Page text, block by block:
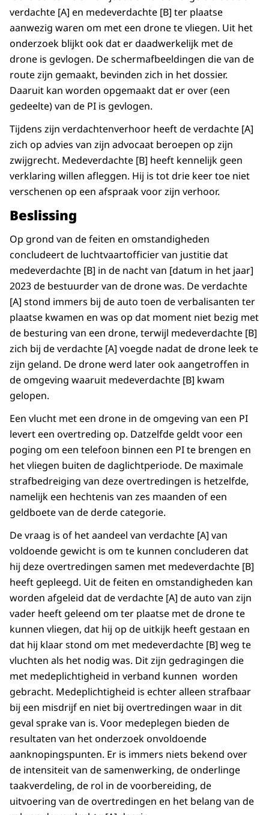
verdachte [A] en medeverdachte [B] ter plaatse
aanwezig waren om met een drone te vliegen. Uit het
onderzoek blijkt ook dat er daadwerkelijk met de
drone is gevlogen. De schermafbeeldingen die van de
route zijn gemaakt, bevinden zich in het dossier.
Daaruit kan worden opgemaakt dat er over (een
gedeelte) van de PI is gevlogen.
Tijdens zijn verdachtenverhoor heeft de verdachte [A]
zich op advies van zijn advocaat beroepen op zijn
zwijgrecht. Medeverdachte [B] heeft kennelijk geen
verklaring willen afleggen. Hij is tot drie keer toe niet
verschenen op een afspraak voor zijn verhoor.
Beslissing
Op grond van de feiten en omstandigheden
concludeert de luchtvaartofficier van justitie dat
medeverdachte [B] in de nacht van [datum in het jaar]
2023 de bestuurder van de drone was. De verdachte
[A] stond immers bij de auto toen de verbalisanten ter
plaatse kwamen en was op dat moment niet bezig met
de besturing van een drone, terwijl medeverdachte [B]
zich bij de verdachte [A] voegde nadat de drone leek te
zijn geland. De drone werd later ook aangetroffen in
de omgeving waaruit medeverdachte [B] kwam
gelopen.
Een vlucht met een drone in de omgeving van een PI
levert een overtreding op. Datzelfde geldt voor een
poging om een telefoon binnen een PI te brengen en
het vliegen buiten de daglichtperiode. De maximale
strafbedreiging van deze overtredingen is hetzelfde,
namelijk een hechtenis van zes maanden of een
geldboete van de derde categorie.
De vraag is of het aandeel van verdachte [A] van
voldoende gewicht is om te kunnen concluderen dat
hij deze overtredingen samen met medeverdachte [B]
heeft gepleegd. Uit de feiten en omstandigheden kan
worden afgeleid dat de verdachte [A] de auto van zijn
vader heeft geleend om ter plaatse met de drone te
kunnen vliegen, dat hij op de uitkijk heeft gestaan en
dat hij klaar stond om met medeverdachte [B] weg te
vluchten als het nodig was. Dit zijn gedragingen die
met medeplichtigheid in verband kunnen worden
gebracht. Medeplichtigheid is echter alleen strafbaar
bij een misdrijf en niet bij overtredingen waar in dit
geval sprake van is. Voor medeplegen bieden de
resultaten van het onderzoek onvoldoende
aanknopingspunten. Er is immers niets bekend over
de intensiteit van de samenwerking, de onderlinge
taakverdeling, de rol in de voorbereiding, de
uitvoering van de overtredingen en het belang van de